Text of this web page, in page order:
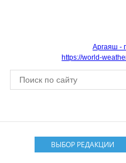
Аргаяш -
https://world-
ВЫБОР РЕДАКЦИИ